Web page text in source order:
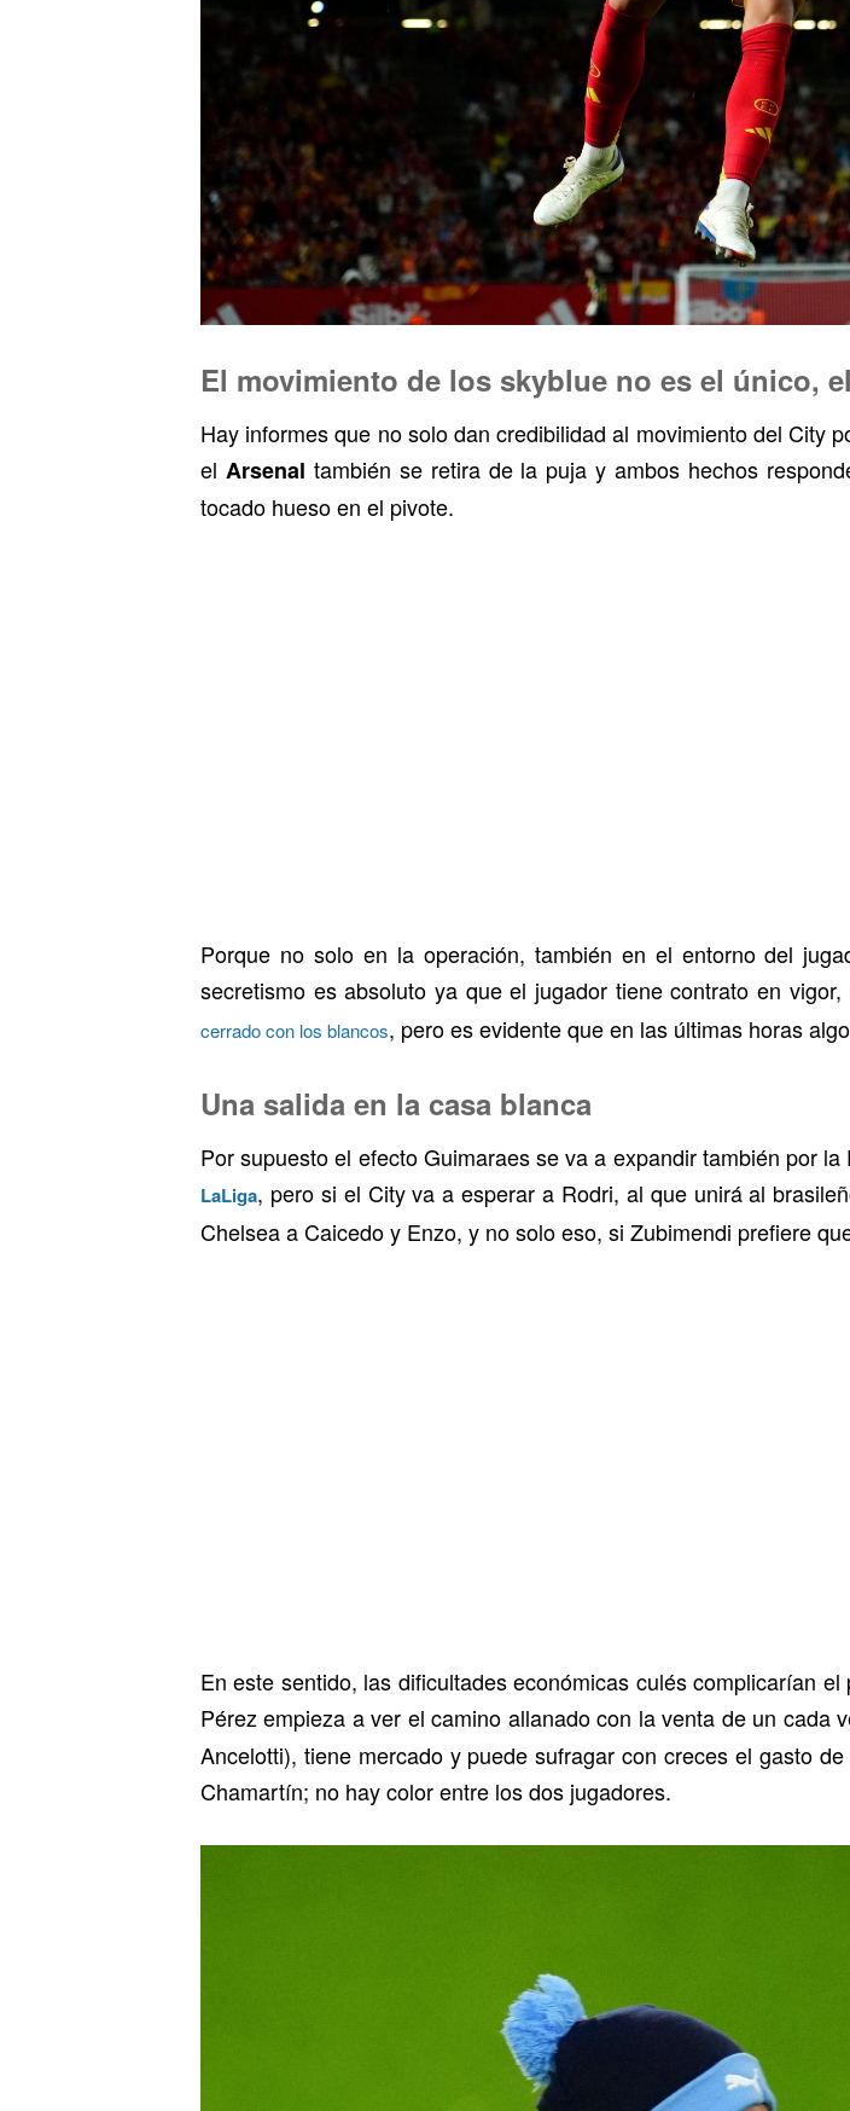
El movimiento de los skyblue no es el único,
Hay informes que no solo dan credibilidad al movimiento del City
el Arsenal también se retira de la puja y ambos hechos
tocado hueso en el pivote.
Porque no solo en la operación, también en el entorno del
secretismo es absoluto ya que el jugador tiene contrato en
cerrado con los blancos, pero es evidente que en las últimas horas
Una salida en la casa blanca
Por supuesto el efecto Guimaraes se va a expandir también por
LaLiga, pero si el City va a esperar a Rodri, al que unirá al
Chelsea a Caicedo y Enzo, y no solo eso, si Zubimendi prefiere
En este sentido, las dificultades económicas culés complicarían
Pérez empieza a ver el camino allanado con la venta de un cada
Ancelotti), tiene mercado y puede sufragar con creces el gasto
Chamartín; no hay color entre los dos jugadores.